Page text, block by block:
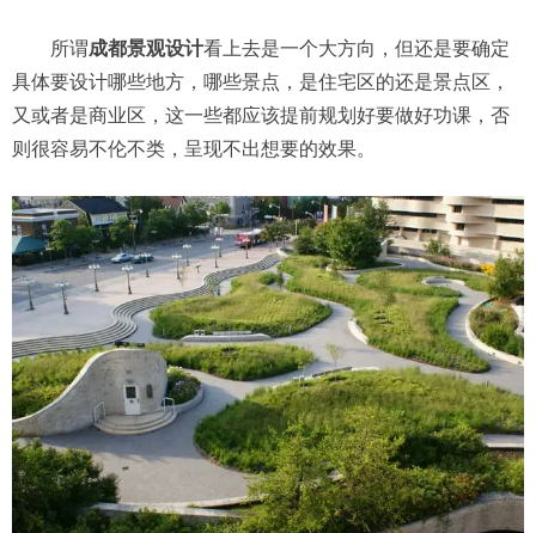
所谓成都景观设计看上去是一个大方向，但还是要确定
具体要设计哪些地方，哪些景点，是住宅区的还是景点区，
又或者是商业区，这一些都应该提前规划好要做好功课，否
则很容易不伦不类，呈现不出想要的效果。